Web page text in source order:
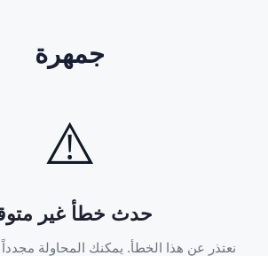
جمهرة
⚠️
حدث خطأ غير
نعتذر عن هذا الخطأ. يمكنك المحاولة